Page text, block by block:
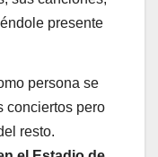
presente
persona se
conciertos pero
resto.